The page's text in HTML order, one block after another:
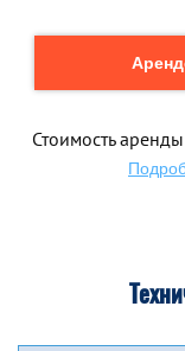
Стоимость